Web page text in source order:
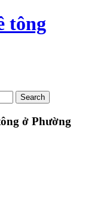
tông
ở Phường